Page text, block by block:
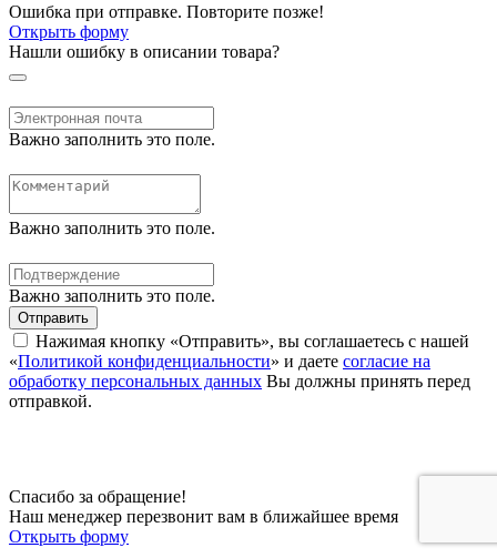
Ошибка при отправке. Повторите позже!
Открыть форму
Нашли ошибку в описании товара?
Важно заполнить это поле.
Важно заполнить это поле.
Важно заполнить это поле.
Отправить
Нажимая кнопку «Отправить», вы соглашаетесь с нашей
«Политикой конфиденциальности» и даете согласие на
обработку персональных данных Вы должны принять перед
отправкой.
Спасибо за обращение!
Наш менеджер перезвонит вам в ближайшее время
Открыть форму